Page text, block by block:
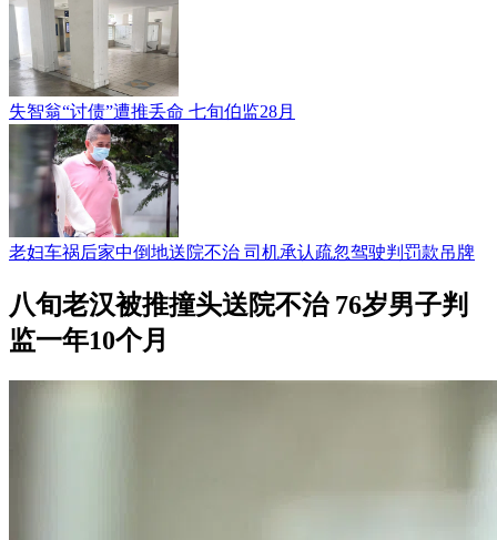
失智翁“讨债”遭推丢命 七旬伯监28月
老妇车祸后家中倒地送院不治 司机承认疏忽驾驶判罚款吊牌
八旬老汉被推撞头送院不治 76岁男子判
监一年10个月